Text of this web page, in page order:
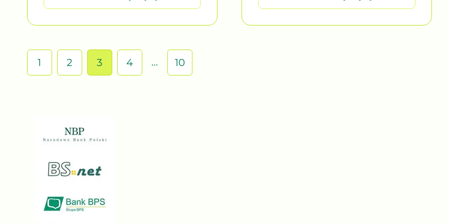
1 2 3 4 … 10